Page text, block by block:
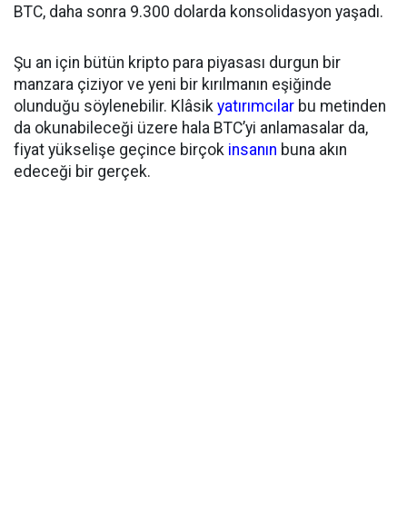
BTC, daha sonra 9.300 dolarda konsolidasyon yaşadı.
Şu an için bütün kripto para piyasası durgun bir
manzara çiziyor ve yeni bir kırılmanın eşiğinde
olunduğu söylenebilir. Klâsik yatırımcılar bu metinden
da okunabileceği üzere hala BTC’yi anlamasalar da,
fiyat yükselişe geçince birçok insanın buna akın
edeceği bir gerçek.